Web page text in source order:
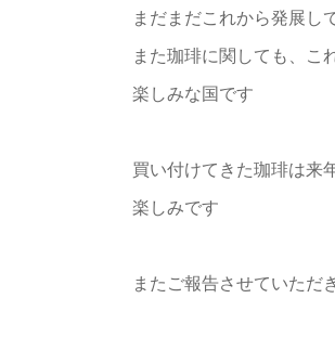
まだまだこれから発展し
また珈琲に関しても、こ
楽しみな国です
買い付けてきた珈琲は来
楽しみです
またご報告させていただ